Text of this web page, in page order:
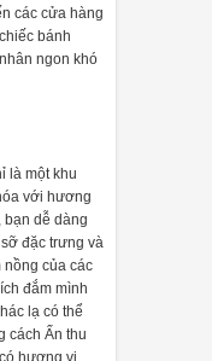
các cửa hàng
bánh
ngon khó
là một khu
với hương
bạn dễ dàng
đặc trưng và
của các
đắm mình
lạ có thể
cách Ấn thu
hương vị